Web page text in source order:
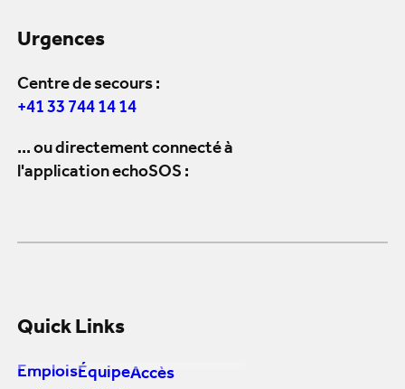
Urgences
Centre de secours :
+41 33 744 14 14
... ou directement connecté à
l'application echoSOS :
Quick Links
EmploisÉquipeAccès